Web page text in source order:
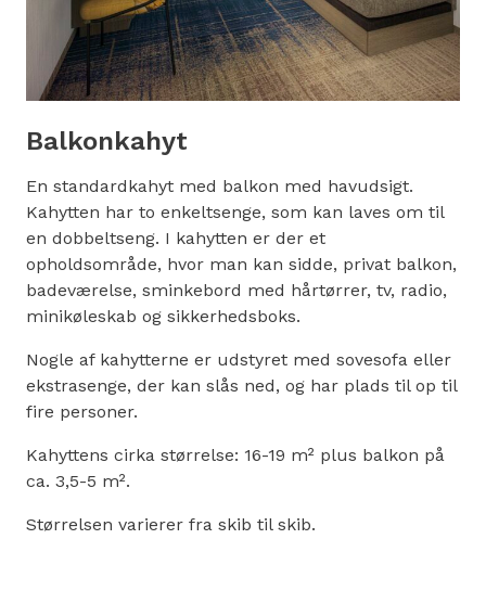
Balkonkahyt
En standardkahyt med balkon med havudsigt.
Kahytten har to enkeltsenge, som kan laves om til
en dobbeltseng. I kahytten er der et
opholdsområde, hvor man kan sidde, privat balkon,
badeværelse, sminkebord med hårtørrer, tv, radio,
minikøleskab og sikkerhedsboks.
Nogle af kahytterne er udstyret med sovesofa eller
ekstrasenge, der kan slås ned, og har plads til op til
fire personer.
Kahyttens cirka størrelse: 16-19 m² plus balkon på
ca. 3,5-5 m².
Størrelsen varierer fra skib til skib.